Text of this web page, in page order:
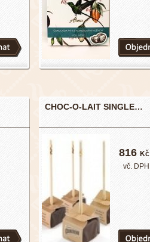
CHOC-O-LAIT SINGLE…
816 Kč
vč. DPH